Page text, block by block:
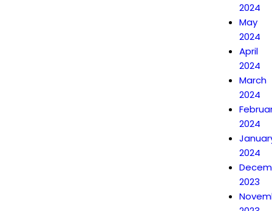
2024
May
2024
April
2024
March
2024
2024
2024
2023